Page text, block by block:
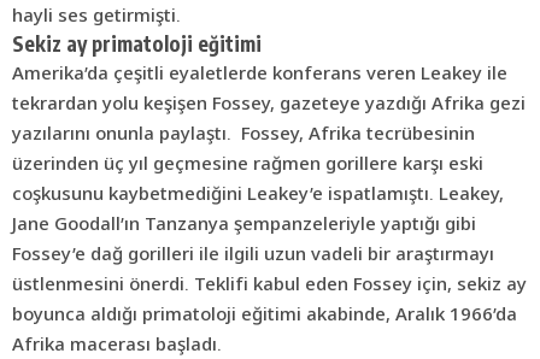
hayli ses getirmişti.
Sekiz ay primatoloji eğitimi
Amerika’da çeşitli eyaletlerde konferans veren Leakey ile
tekrardan yolu keşişen Fossey, gazeteye yazdığı Afrika gezi
yazılarını onunla paylaştı. Fossey, Afrika tecrübesinin
üzerinden üç yıl geçmesine rağmen gorillere karşı eski
coşkusunu kaybetmediğini Leakey’e ispatlamıştı. Leakey,
Jane Goodall’ın Tanzanya şempanzeleriyle yaptığı gibi
Fossey’e dağ gorilleri ile ilgili uzun vadeli bir araştırmayı
üstlenmesini önerdi. Teklifi kabul eden Fossey için, sekiz ay
boyunca aldığı primatoloji eğitimi akabinde, Aralık 1966’da
Afrika macerası başladı.